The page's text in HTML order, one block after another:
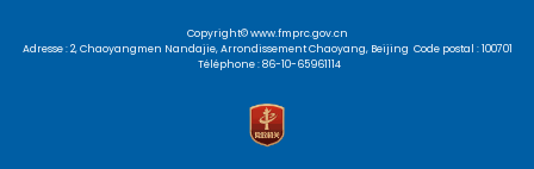
Copyright© www.fmprc.gov.cn
Adresse : 2, Chaoyangmen Nandajie, Arrondissement Chaoyang, Beijing Code postal : 100701
Téléphone : 86-10-65961114